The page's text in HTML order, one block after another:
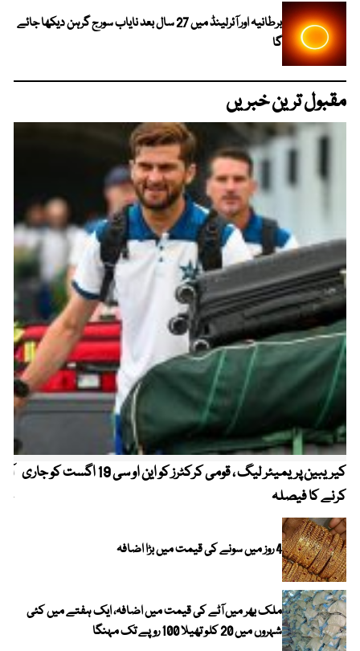
برطانیہ اور آئرلینڈ میں 27 سال بعد نایاب سورج گرہن دیکھا جائے
گا
مقبول ترین خبریں
کیریبین پریمیئر لیگ ، قومی کرکٹرز کو این او سی 19 اگست کو جاری
کرنے کا فیصلہ
4 روز میں سونے کی قیمت میں بڑا اضافہ
ملک بھر میں آٹے کی قیمت میں اضافہ، ایک ہفتے میں کئی
شہروں میں 20 کلو تھیلا 100 روپے تک مہنگا